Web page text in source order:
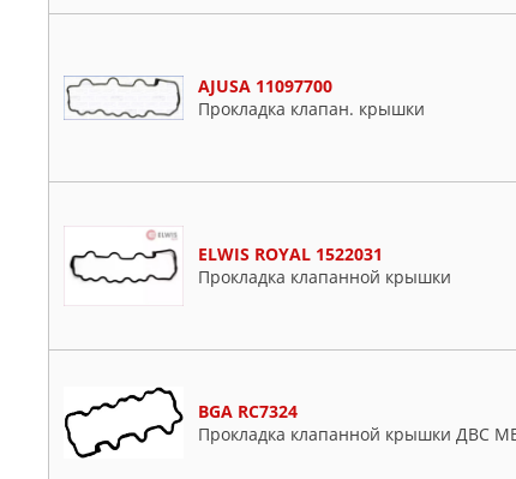
AJUSA 11097700
Прокладка клапан. крышки
ELWIS ROYAL 1522031
Прокладка клапанной крышки
BGA RC7324
Прокладка клапанной крышки ДВС